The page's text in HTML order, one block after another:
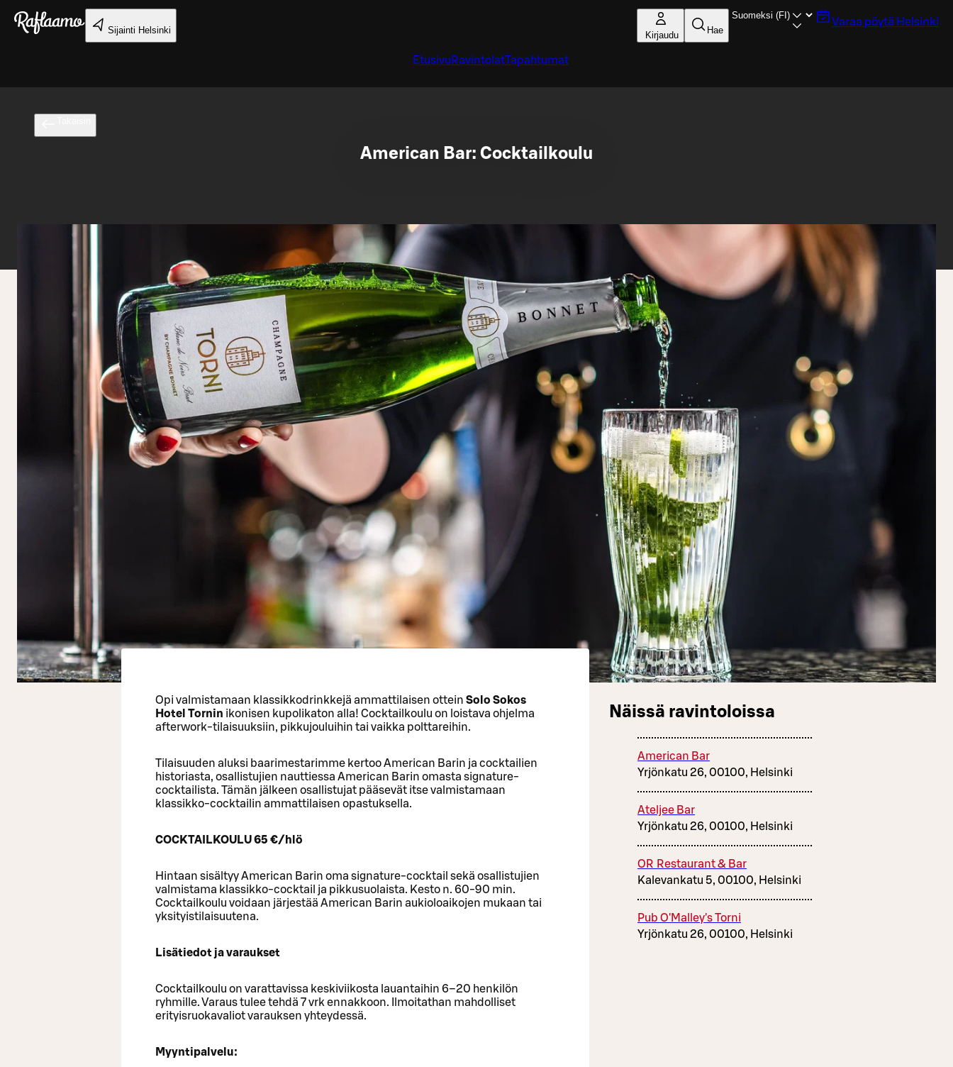
Siirry pääsisältöön
Sijainti Helsinki Kirjaudu Hae
Varaa pöytä Helsinki
Etusivu RavintolatTapahtumat
American Bar: Cocktailkoulu
Opi valmistamaan klassikkodrinkkejä ammattilaisen ottein Solo Sokos
Hotel Tornin ikonisen kupolikaton alla! Cocktailkoulu on loistava ohjelma
afterwork-tilaisuuksiin, pikkujouluihin tai vaikka polttareihin.
Tilaisuuden aluksi baarimestarimme kertoo American Barin ja cocktailien
historiasta, osallistujien nauttiessa American Barin omasta signature-
cocktailista. Tämän jälkeen osallistujat pääsevät itse valmistamaan
klassikko-cocktailin ammattilaisen opastuksella.
COCKTAILKOULU 65 €/hlö
Hintaan sisältyy American Barin oma signature-cocktail sekä osallistujien
valmistama klassikko-cocktail ja pikkusuolaista. Kesto n. 60-90 min.
Cocktailkoulu voidaan järjestää American Barin aukioloaikojen mukaan tai
yksityistilaisuutena.
Lisätiedot ja varaukset
Cocktailkoulu on varattavissa keskiviikosta lauantaihin 6–20 henkilön
ryhmille. Varaus tulee tehdä 7 vrk ennakkoon. Ilmoitathan mahdolliset
erityisruokavaliot varauksen yhteydessä.
Myyntipalvelu:
Näissä ravintoloissa
American Bar
Yrjönkatu 26, 00100, Helsinki
Ateljee Bar
Yrjönkatu 26, 00100, Helsinki
OR Restaurant & Bar
Kalevankatu 5, 00100, Helsinki
Pub O'Malley's Torni
Yrjönkatu 26, 00100, Helsinki